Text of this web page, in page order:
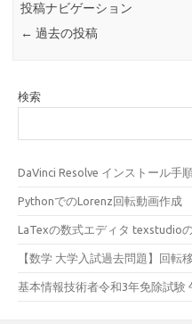
投稿ナビゲーション
← 過去の投稿
検索
DaVinci Resolve インストール手
PythonでのLorenz回転動画作成
LaTexの数式エディタ texstudio
【数学 大学入試過去問題】回転
基本情報技術者令和3年免除試験